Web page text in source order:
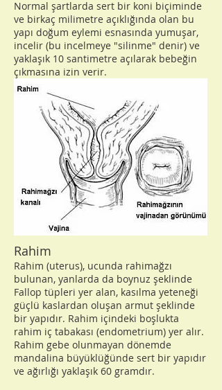
Normal şartlarda sert bir koni biçiminde
ve birkaç milimetre açıklığında olan bu
yapı doğum eylemi esnasında yumuşar,
incelir (bu incelmeye "silinme" denir) ve
yaklaşık 10 santimetre açılarak bebeğin
çıkmasına izin verir.
Rahim
Rahim (uterus), ucunda rahimağzı
bulunan, yanlarda da boynuz şeklinde
Fallop tüpleri yer alan, kasılma yeteneği
güçlü kaslardan oluşan armut şeklinde
bir yapıdır. Rahim içindeki boşlukta
rahim iç tabakası (endometrium) yer alır.
Rahim gebe olunmayan dönemde
mandalina büyüklüğünde sert bir yapıdır
ve ağırlığı yaklaşık 60 gramdır.